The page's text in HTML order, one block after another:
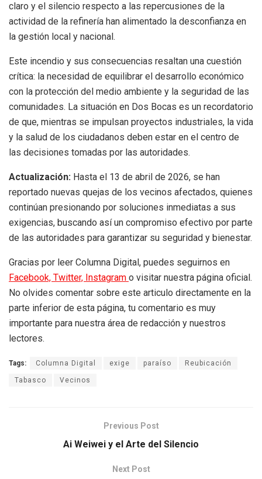
claro y el silencio respecto a las repercusiones de la
actividad de la refinería han alimentado la desconfianza en
la gestión local y nacional.
Este incendio y sus consecuencias resaltan una cuestión
crítica: la necesidad de equilibrar el desarrollo económico
con la protección del medio ambiente y la seguridad de las
comunidades. La situación en Dos Bocas es un recordatorio
de que, mientras se impulsan proyectos industriales, la vida
y la salud de los ciudadanos deben estar en el centro de
las decisiones tomadas por las autoridades.
Actualización: Hasta el 13 de abril de 2026, se han
reportado nuevas quejas de los vecinos afectados, quienes
continúan presionando por soluciones inmediatas a sus
exigencias, buscando así un compromiso efectivo por parte
de las autoridades para garantizar su seguridad y bienestar.
Gracias por leer Columna Digital, puedes seguirnos en
Facebook, Twitter, Instagram o visitar nuestra página oficial.
No olvides comentar sobre este articulo directamente en la
parte inferior de esta página, tu comentario es muy
importante para nuestra área de redacción y nuestros
lectores.
Tags: Columna Digital exige paraíso Reubicación
Tabasco Vecinos
Previous Post
Ai Weiwei y el Arte del Silencio
Next Post